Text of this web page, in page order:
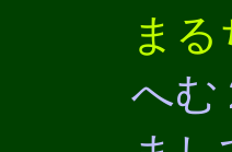
まる
へむ